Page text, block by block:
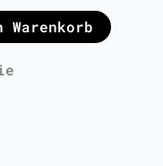
Warenkorb